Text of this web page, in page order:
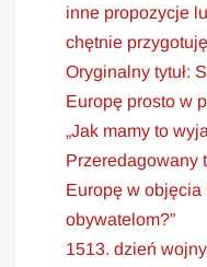
inne propozycje
chętnie
Oryginalny tytuł:
Europę prosto w
„Jak mamy to
Przeredagowany
Europę w objęcia
obywatelom?”
1513. dzień